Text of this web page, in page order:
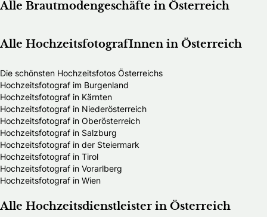
Alle Brautmodengeschäfte in Österreich
Alle HochzeitsfotografInnen in Österreich
Die schönsten Hochzeitsfotos Österreichs
Hochzeitsfotograf im Burgenland
Hochzeitsfotograf in Kärnten
Hochzeitsfotograf in Niederösterreich
Hochzeitsfotograf in Oberösterreich
Hochzeitsfotograf in Salzburg
Hochzeitsfotograf in der Steiermark
Hochzeitsfotograf in Tirol
Hochzeitsfotograf in Vorarlberg
Hochzeitsfotograf in Wien
Alle Hochzeitsdienstleister in Österreich